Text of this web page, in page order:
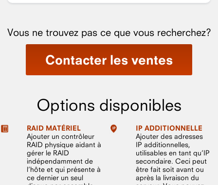
Vous ne trouvez pas ce que vous recherchez?
Contacter les ventes
Options disponibles
RAID MATÉRIEL
Ajouter un contrôleur
RAID physique aidant à
gérer le RAID
indépendamment de
l’hôte et qui présente à
ce dernier un seul
IP ADDITIONNELLE
Ajouter des adresses
IP additionnelles,
utilisables en tant qu’IP
secondaire. Ceci peut
être fait soit avant ou
après la livraison du